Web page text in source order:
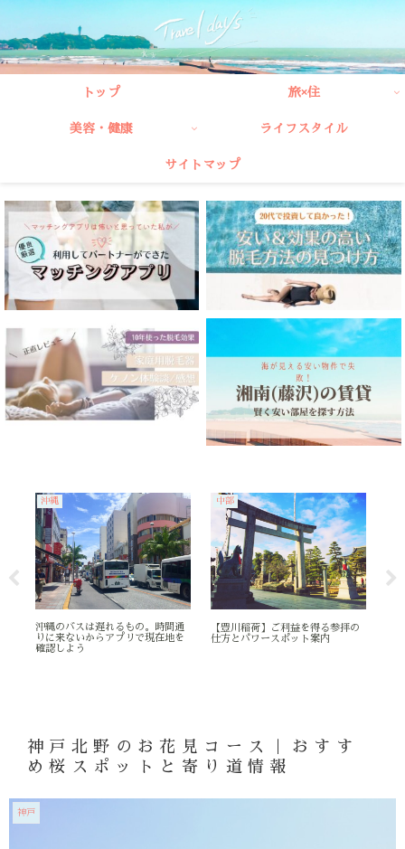
トップ 旅×住
美容・健康 ライフスタイル
サイトマップ
沖縄
沖縄のバスは遅れるもの。時間通
りに来ないからアプリで現在地を
確認しよう
中部
【豊川稲荷】ご利益を得る参拝の
仕方とパワースポット案内
神戸北野のお花見コース｜おすす
め桜スポットと寄り道情報
神戸